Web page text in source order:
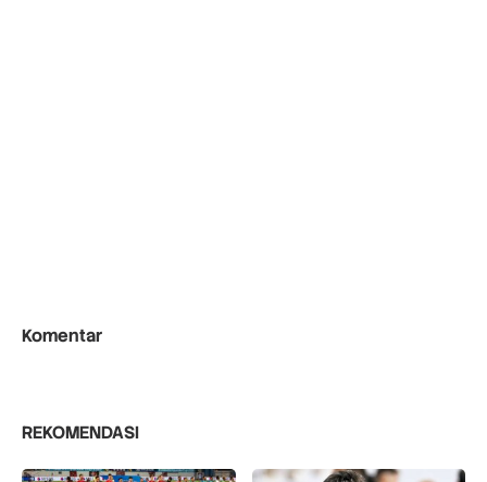
Komentar
REKOMENDASI